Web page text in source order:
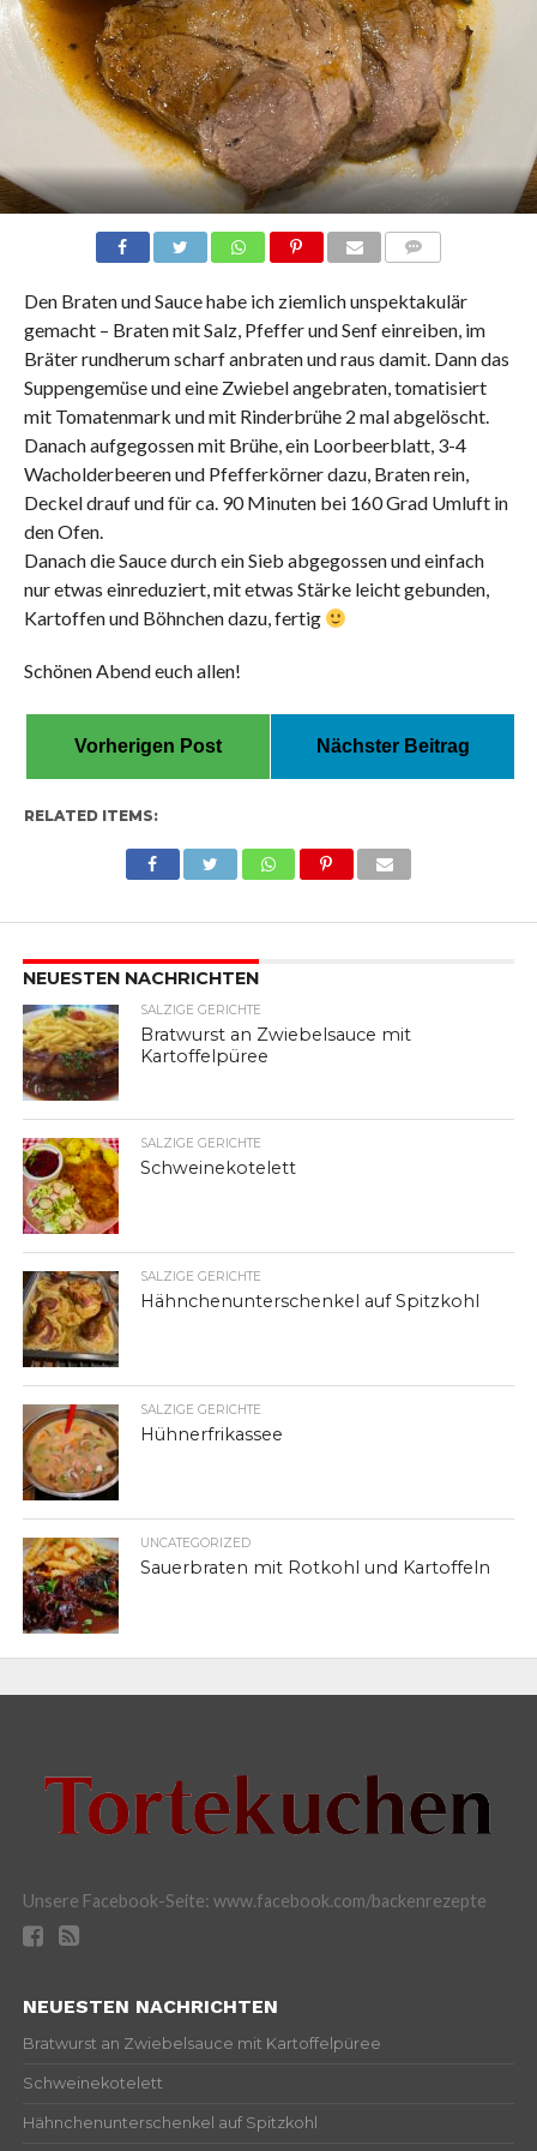
Den Braten und Sauce habe ich ziemlich unspektakulär
gemacht – Braten mit Salz, Pfeffer und Senf einreiben, im
Bräter rundherum scharf anbraten und raus damit. Dann das
Suppengemüse und eine Zwiebel angebraten, tomatisiert
mit Tomatenmark und mit Rinderbrühe 2 mal abgelöscht.
Danach aufgegossen mit Brühe, ein Loorbeerblatt, 3-4
Wacholderbeeren und Pfefferkörner dazu, Braten rein,
Deckel drauf und für ca. 90 Minuten bei 160 Grad Umluft in
den Ofen.
Danach die Sauce durch ein Sieb abgegossen und einfach
nur etwas einreduziert, mit etwas Stärke leicht gebunden,
Kartoffen und Böhnchen dazu, fertig
Schönen Abend euch allen!
Vorherigen Post Nächster Beitrag
RELATED ITEMS:
NEUESTEN NACHRICHTEN
SALZIGE GERICHTE
Bratwurst an Zwiebelsauce mit
Kartoffelpüree
SALZIGE GERICHTE
Schweinekotelett
SALZIGE GERICHTE
Hähnchenunterschenkel auf Spitzkohl
SALZIGE GERICHTE
Hühnerfrikassee
UNCATEGORIZED
Sauerbraten mit Rotkohl und Kartoffeln
Unsere Facebook-Seite: www.facebook.com/backenrezepte
NEUESTEN NACHRICHTEN
Bratwurst an Zwiebelsauce mit Kartoffelpüree
Schweinekotelett
Hähnchenunterschenkel auf Spitzkohl